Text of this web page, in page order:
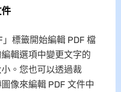
標籤開始編輯 PDF 檔
輯選項中變更文字的
。您也可以透過裁
像來編輯 PDF 文件中